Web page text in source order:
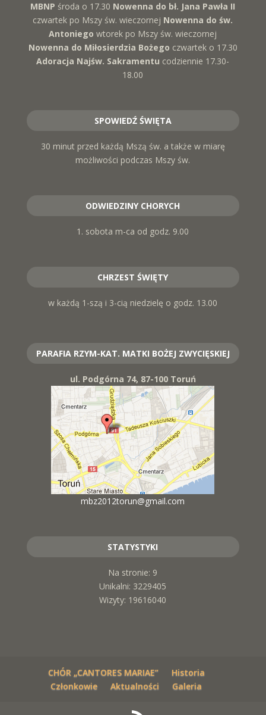
MBNP środa o 17.30 Nowenna do bł. Jana Pawła II
czwartek po Mszy św. wieczornej Nowenna do św.
Antoniegowtorek po Mszy św. wieczornej
Nowenna do Miłosierdzia Bożego czwartek o 17.30
Adoracja Najśw. Sakramentu codziennie 17.30-
18.00
SPOWIEDŹ ŚWIĘTA
30 minut przed każdą Mszą św. a także w miarę
możliwości podczas Mszy św.
ODWIEDZINY CHORYCH
1. sobota m-ca od godz. 9.00
CHRZEST ŚWIĘTY
w każdą 1-szą i 3-cią niedzielę o godz. 13.00
PARAFIA RZYM-KAT. MATKI BOŻEJ ZWYCIĘSKIEJ
ul. Podgórna 74, 87-100 Toruń
mbz2012torun@gmail.com
STATYSTYKI
Na stronie: 9
Unikalni: 3229405
Wizyty: 19616040
CHÓR „CANTORES MARIAE”
Historia
Członkowie
Aktualności Galeria